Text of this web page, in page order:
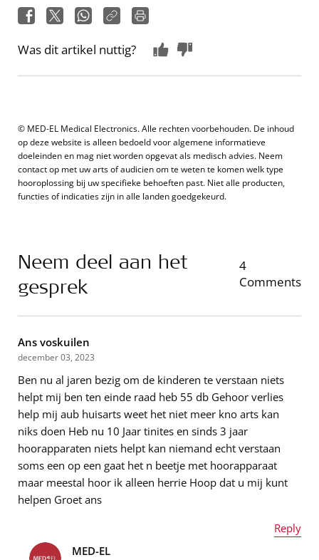
Was dit artikel nuttig?
© MED-EL Medical Electronics. Alle rechten voorbehouden. De inhoud
op deze website is alleen bedoeld voor algemene informatieve
doeleinden en mag niet worden opgevat als medisch advies. Neem
contact op met uw arts of audicien om te weten te komen welk type
hooroplossing bij uw specifieke behoeften past. Niet alle producten,
functies of indicaties zijn in alle landen goedgekeurd.
Neem deel aan het
gesprek
4
Comments
Ans voskuilen
december 03, 2023
Ben nu al jaren bezig om de kinderen te verstaan niets
helpt mij ben ten einde raad heb 55 db Gehoor verlies
help mij aub huisarts weet het niet meer kno arts kan
niks doen Heb nu 10 Jaar tinites en sinds 3 jaar
hoorapparaten niets helpt kan niemand echt verstaan
soms een op een gaat het n beetje met hoorapparaat
maar meestal hoor ik alleen herrie Hoop dat u mij kunt
helpen Groet ans
Reply
Naam* MED-EL